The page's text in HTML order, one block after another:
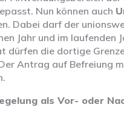
Nun können auch
Dabei darf der
Jahr und im laufenden
dürfen die dortige
Antrag auf Befreiung
als Vor- oder